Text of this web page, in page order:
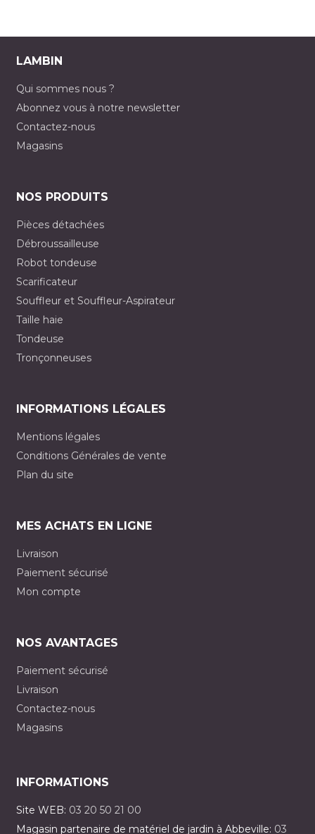
LAMBIN
Qui sommes nous ?
Abonnez vous à notre newsletter
Contactez-nous
Magasins
NOS PRODUITS
Pièces détachées
Débroussailleuse
Robot tondeuse
Scarificateur
Souffleur et Souffleur-Aspirateur
Taille haie
Tondeuse
Tronçonneuses
INFORMATIONS LÉGALES
Mentions légales
Conditions Générales de vente
Plan du site
MES ACHATS EN LIGNE
Livraison
Paiement sécurisé
Mon compte
NOS AVANTAGES
Paiement sécurisé
Livraison
Contactez-nous
Magasins
INFORMATIONS
Site WEB: 03 20 50 21 00
Magasin partenaire de matériel de jardin à Abbeville: 03